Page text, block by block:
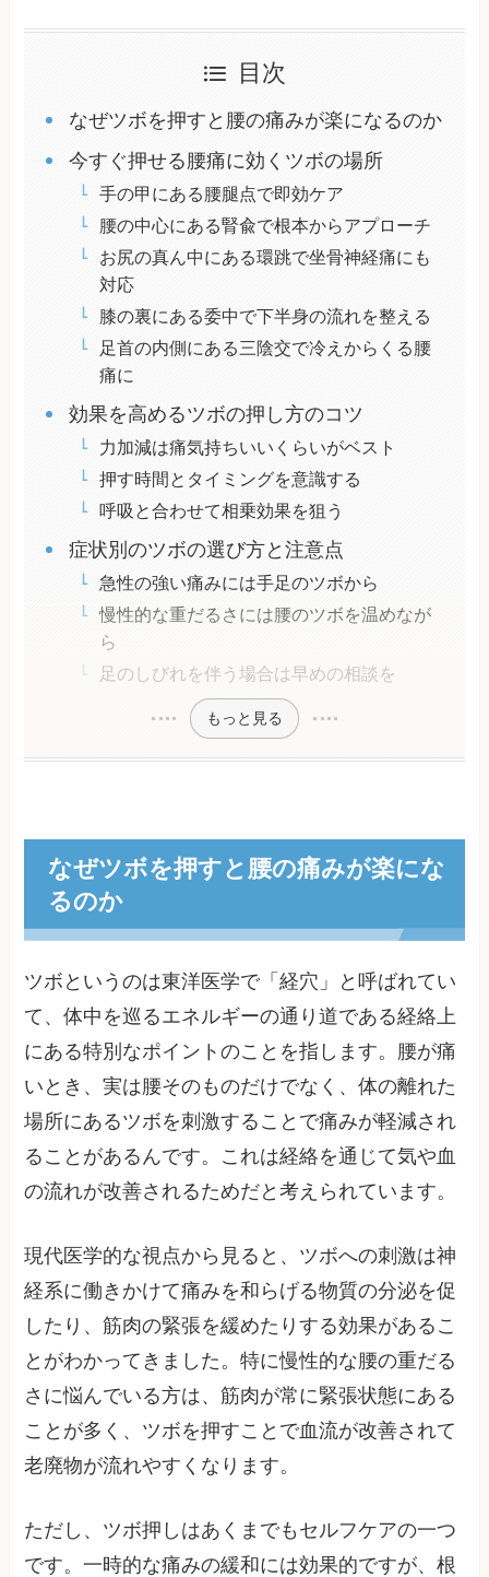
目次
なぜツボを押すと腰の痛みが楽になるのか
今すぐ押せる腰痛に効くツボの場所
手の甲にある腰腿点で即効ケア
腰の中心にある腎兪で根本からアプローチ
お尻の真ん中にある環跳で坐骨神経痛にも
対応
膝の裏にある委中で下半身の流れを整える
足首の内側にある三陰交で冷えからくる腰
痛に
効果を高めるツボの押し方のコツ
力加減は痛気持ちいいくらいがベスト
押す時間とタイミングを意識する
呼吸と合わせて相乗効果を狙う
症状別のツボの選び方と注意点
急性の強い痛みには手足のツボから
慢性的な重だるさには腰のツボを温めなが
ら
足のしびれを伴う場合は早めの相談を
もっと見る
なぜツボを押すと腰の痛みが楽にな
るのか
ツボというのは東洋医学で「経穴」と呼ばれてい
て、体中を巡るエネルギーの通り道である経絡上
にある特別なポイントのことを指します。腰が痛
いとき、実は腰そのものだけでなく、体の離れた
場所にあるツボを刺激することで痛みが軽減され
ることがあるんです。これは経絡を通じて気や血
の流れが改善されるためだと考えられています。
現代医学的な視点から見ると、ツボへの刺激は神
経系に働きかけて痛みを和らげる物質の分泌を促
したり、筋肉の緊張を緩めたりする効果があるこ
とがわかってきました。特に慢性的な腰の重だる
さに悩んでいる方は、筋肉が常に緊張状態にある
ことが多く、ツボを押すことで血流が改善されて
老廃物が流れやすくなります。
ただし、ツボ押しはあくまでもセルフケアの一つ
です。一時的な痛みの緩和には効果的ですが、根